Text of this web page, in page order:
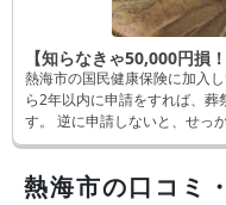
【知らなきゃ50,000円損
熱海市の国民健康保険に加入
ら2年以内に申請をすれば、
す。 逆に申請しないと、せっ
なってしまいます。 そんなこ
熱海市の口コミ